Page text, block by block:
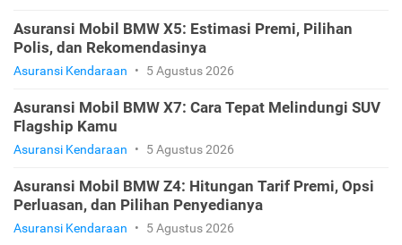
Asuransi Mobil BMW X5: Estimasi Premi, Pilihan
Polis, dan Rekomendasinya
Asuransi Kendaraan • 5 Agustus 2026
Asuransi Mobil BMW X7: Cara Tepat Melindungi SUV
Flagship Kamu
Asuransi Kendaraan • 5 Agustus 2026
Asuransi Mobil BMW Z4: Hitungan Tarif Premi, Opsi
Perluasan, dan Pilihan Penyedianya
Asuransi Kendaraan • 5 Agustus 2026